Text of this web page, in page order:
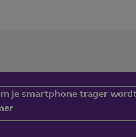
je smartphone trager